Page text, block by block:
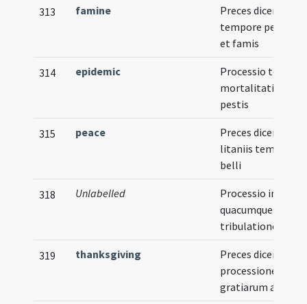
313 famine
Preces dicendae
tempore penuriae
et famis
314 epidemic
Processio
mortalitatis et
pestis
315 peace
Preces dicendae in
litaniis tempore
belli
318 Unlabelled
Processio in
quacumque
tribulatione
319 thanksgiving
Preces dicendae in
processione pro
gratiarum actione